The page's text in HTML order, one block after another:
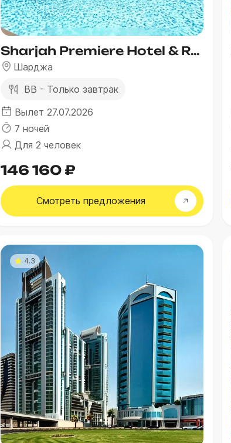
Sharjah Premiere Hotel & Resort
Шарджа
BB - Только завтрак
Вылет 27.07.2026
7 ночей
Для 2 человек
146 160 ₽
Смотретьпредложения
4.3